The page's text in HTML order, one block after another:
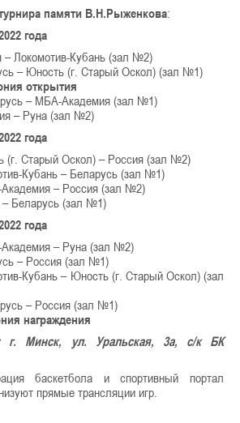
памяти В.Н.Рыженкова:
года
Локомотив-Кубань (зал №2)
– Юность (г. Старый Оскол) (зал №1)
открытия
– МБА-Академия (зал №1)
– Руна (зал №2)
года
(г. Старый Оскол) – Россия (зал №2)
Кубань – Беларусь (зал №1)
– Россия (зал №2)
Беларусь (зал №1)
года
– Руна (зал №2)
– Россия (зал №1)
Кубань – Юность (г. Старый Оскол) (зал
– Россия (зал №1)
награждения
г. Минск, ул. Уральская, 3а, с/к БК
баскетбола и спортивный портал
прямые трансляции игр.